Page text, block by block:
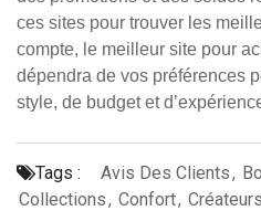
ces sites pour trouver les
compte, le meilleur site pour
dépendra de vos préférences
style, de budget et
Tags : Avis Des Clients,
Collections, Confort,